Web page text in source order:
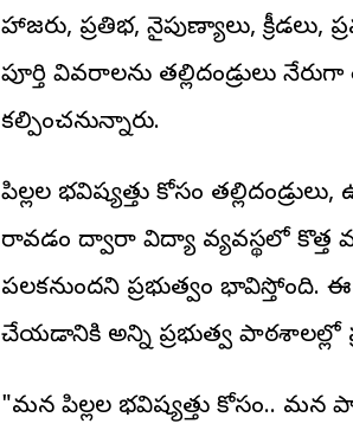
హాజరు, ప్రతిభ, నైపుణ్యాలు, క్రీడలు,
పూర్తి వివరాలను తల్లిదండ్రులు
కల్పించనున్నారు.
పిల్లల భవిష్యత్తు కోసం
రావడం ద్వారా విద్యా వ్యవస్థలో కొత్త
పలకనుందని ప్రభుత్వం
చేయడానికి అన్ని ప్రభుత్వ పాఠశాలల్లో
"మన పిల్లల భవిష్యత్తు కోసం.. మన